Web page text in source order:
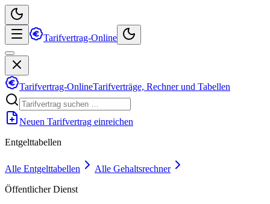
Tarifvertrag-Online
Tarifvertrag-OnlineTarifverträge, Rechner und Tabellen
Neuen Tarifvertrag einreichen
Entgelttabellen
Alle Entgelttabellen
Alle Gehaltsrechner
Öffentlicher Dienst